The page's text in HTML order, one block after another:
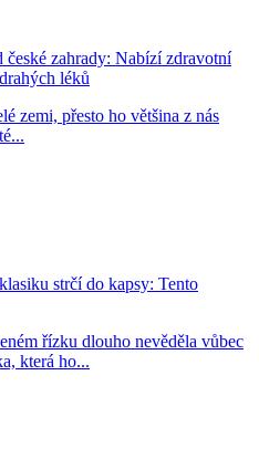
zahrady: Nabízí zdravotní
léků
zemi, přesto ho většina z nás
strčí do kapsy: Tento
řízku dlouho nevěděla vůbec
která ho...